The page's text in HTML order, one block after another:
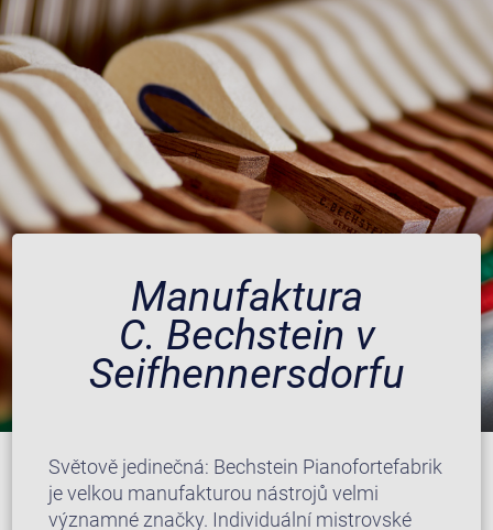
Manufaktura
C. Bechstein v
Seifhennersdorfu
Světově jedinečná: Bechstein Pianofortefabrik
je velkou manufakturou nástrojů velmi
významné značky. Individuální mistrovské